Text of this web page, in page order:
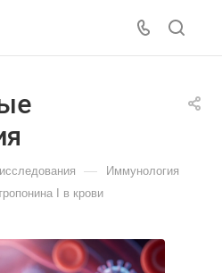
— Иммунология
I в крови